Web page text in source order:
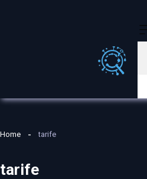
Home tarife
tarife